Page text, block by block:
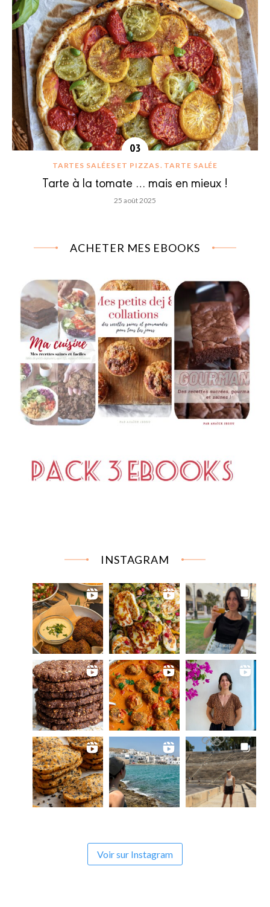
TARTES SALÉES ET PIZZAS TARTE SALÉE
Tarte à la tomate … mais en mieux !
25 août 2025
ACHETER MES EBOOKS
INSTAGRAM
Voir sur Instagram